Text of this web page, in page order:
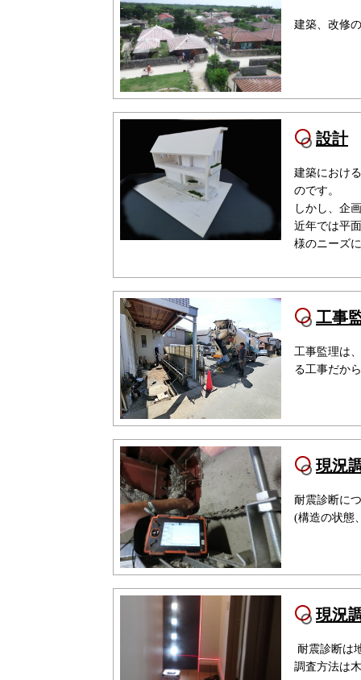
建築、改修
設計
建築におけ
のです。
しかし、企
近年では平
様のニーズ
工事
工事監理は
る工事だか
現況
耐震診断に
(構造の状態
現況
耐震診断は
調査方法は